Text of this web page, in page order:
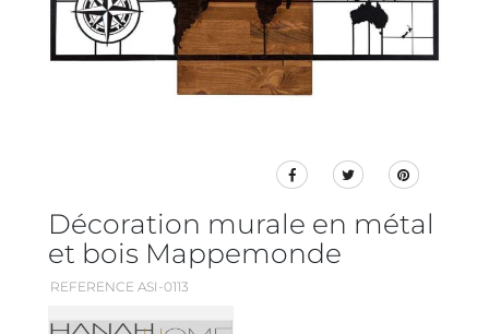
Décoration murale en métal
et bois Mappemonde
REFERENCE ASI-0113